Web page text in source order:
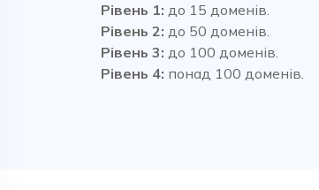
Рівень 1: до 15 доменів.
Рівень 2: до 50 доменів.
Рівень 3: до 100 доменів.
Рівень 4: понад 100 доменів.